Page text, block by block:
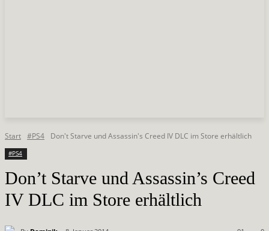
Start #PS4 Don't Starve und Assassin's Creed IV DLC im Store erhältlich
#PS4
Don’t Starve und Assassin’s Creed
IV DLC im Store erhältlich